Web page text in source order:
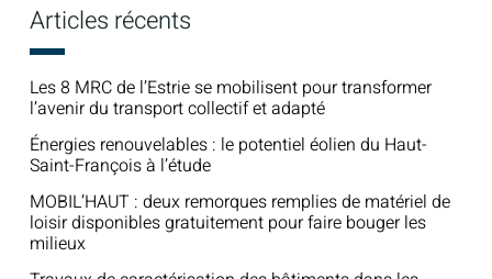
:
Articles récents
Les 8 MRC de l’Estrie se mobilisent pour transformer
l’avenir du transport collectif et adapté
Énergies renouvelables : le potentiel éolien du Haut-
Saint-François à l’étude
MOBIL’HAUT : deux remorques remplies de matériel de
loisir disponibles gratuitement pour faire bouger les
milieux